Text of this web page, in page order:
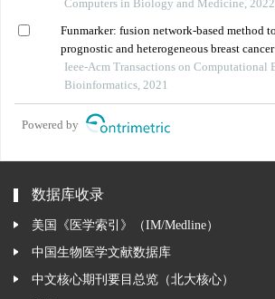
interactions in app/ps1 mice
Computers in Biology and Medicine, 2022
Funmarker: fusion network-based method
prognostic and heterogeneous breast
Ieee-Acm Transactions on Computational
Bioinformatics, 2021
Powered by
数据库收录
美国《医学索引》（IM/Medline）
中国生物医学文献数据库
中文核心期刊要目总览（北大核心）